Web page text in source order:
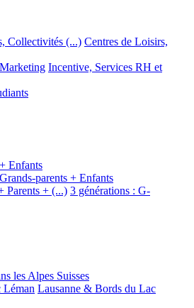
Collectivités (...) Centres de Loisirs,
Incentive, Services RH et
Enfants
Grands-parents + Enfants
Parents + (...) 3 générations : G-
les Alpes Suisses
Léman Lausanne & Bords du Lac